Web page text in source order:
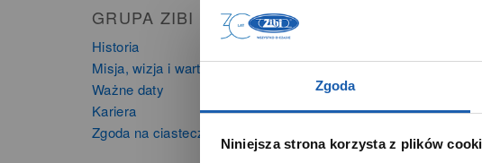
Zgoda
Niniejsza strona korzysta z plików
GRUPA ZIBI
Historia
Misja, wizja i wartości Grupy Zibi
Ważne daty
Kariera
Zgoda na ciasteczka
Instrumenty
Kalkulatory